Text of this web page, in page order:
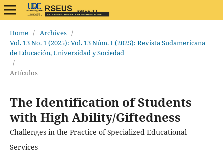
Home / Archives /
Vol. 13 No. 1 (2025): Vol. 13 Núm. 1 (2025): Revista Sudamericana
de Educación, Universidad y Sociedad
/
Artículos
The Identification of Students
with High Ability/Giftedness
Challenges in the Practice of Specialized Educational
Services